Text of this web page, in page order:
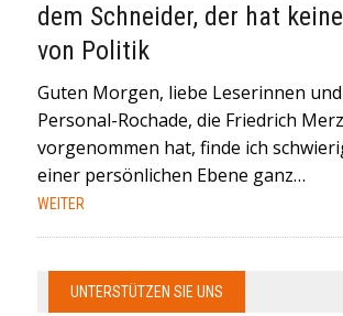
dem Schneider, der hat
von Politik
Guten Morgen, liebe Leserinnen und
Personal-Rochade, die Friedrich Merz
vorgenommen hat, finde ich
einer persönlichen Ebene ganz…
WEITER
UNTERSTÜTZEN SIE UNS